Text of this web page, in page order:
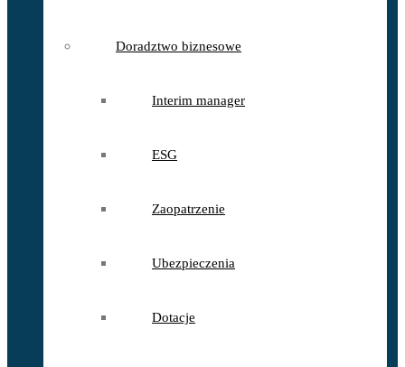
Doradztwo biznesowe
Interim manager
ESG
Zaopatrzenie
Ubezpieczenia
Dotacje